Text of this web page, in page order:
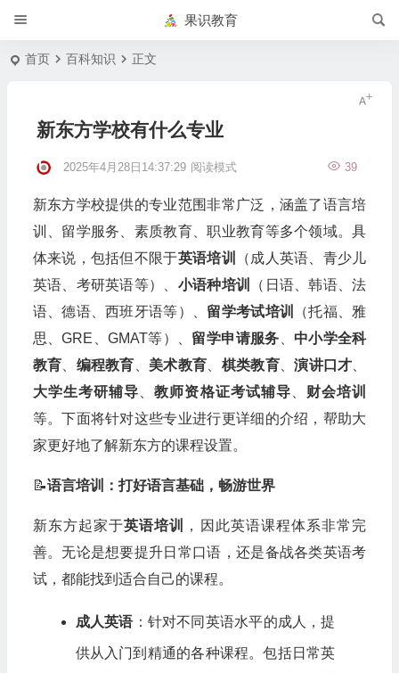
果识教育
首页 百科知识 正文
新东方学校有什么专业
2025年4月28日14:37:29 39
阅读模式
新东方学校提供的专业范围非常广泛，涵盖了语言培
训、留学服务、素质教育、职业教育等多个领域。具
体来说，包括但不限于英语培训
（成人英语、青少儿
英语、考研英语等）、 小语种培训
（日语、韩语、法
语、德语、西班牙语等）、 留学考试培训
（托福、雅
思、GRE、GMAT等）、 留学申请服务
中小学全科
教育
编程教育 美术教育 棋类教育、演讲口才
大学生考研辅导 、教师资格证考试辅导
财会培训
等。下面将针对这些专业进行更详细的介绍，帮助大
家更好地了解新东方的课程设置。
📝语言培训：打好语言基础，畅游世界
新东方起家于英语培训
，因此英语课程体系非常完
善。无论是想要提升日常口语，还是备战各类英语考
试，都能找到适合自己的课程。
成人英语：针对不同英语水平的成人，提
供从入门到精通的各种课程。包括日常英